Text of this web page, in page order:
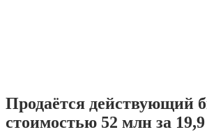
Продаётся действующий
стоимостью 52 млн за